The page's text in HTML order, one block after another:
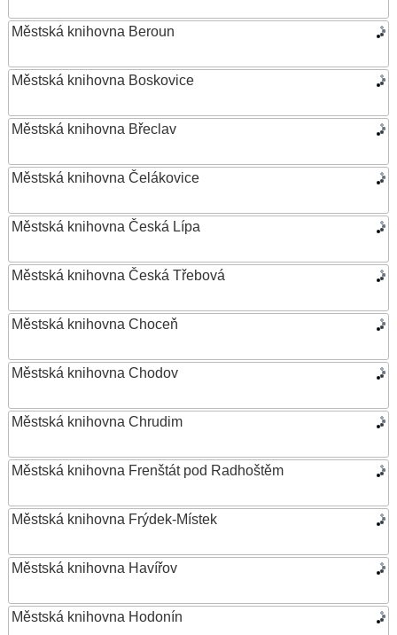
Městská knihovna Beroun
Městská knihovna Boskovice
Městská knihovna Břeclav
Městská knihovna Čelákovice
Městská knihovna Česká Lípa
Městská knihovna Česká Třebová
Městská knihovna Choceň
Městská knihovna Chodov
Městská knihovna Chrudim
Městská knihovna Frenštát pod Radhoštěm
Městská knihovna Frýdek-Místek
Městská knihovna Havířov
Městská knihovna Hodonín